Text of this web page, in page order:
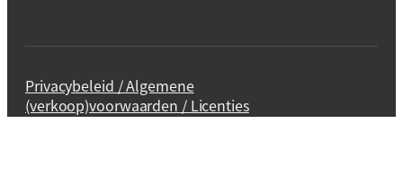
Privacybeleid / Algemene
(verkoop)voorwaarden / Licenties